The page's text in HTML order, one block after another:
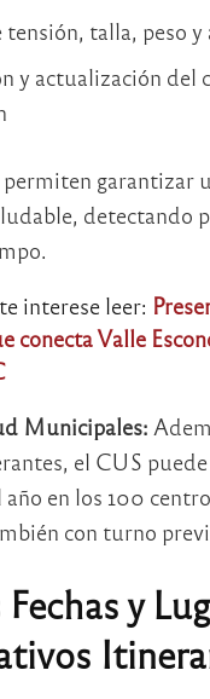
talla, peso
y actualización del
garantizar
detectando
interese leer:
conecta Valle
Municipales:
el CUS
en los 100
con turno
y